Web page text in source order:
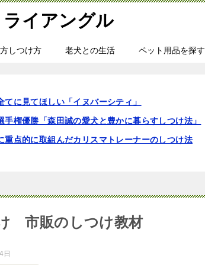
イアングル
しつけ方 老犬との生活 ペット用品を探す
てに見てほしい「イヌバーシティ」
手権優勝「森田誠の愛犬と豊かに暮らすしつけ法」
重点的に取組んだカリスマトレーナーのしつけ法
市販のしつけ教材
日